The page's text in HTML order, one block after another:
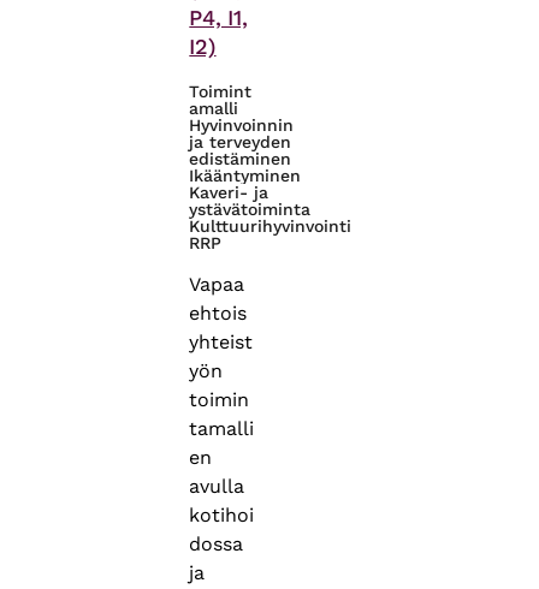
P4, I1,
I2)
Toimint
amalli
Hyvinvoinnin
ja terveyden
edistäminen
Ikääntyminen
Kaveri- ja
ystävätoiminta
Kulttuurihyvinvointi
RRP
Vapaa
ehtois
yhteist
yön
toimin
tamalli
en
avulla
kotihoi
dossa
ja